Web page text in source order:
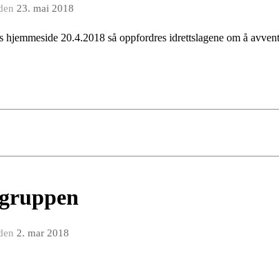
23. mai 2018
20.4.2018 så oppfordres idrettslagene om å
2. mar 2018